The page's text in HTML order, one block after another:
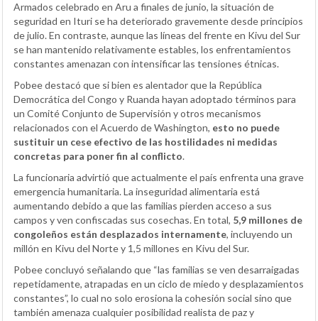
Armados celebrado en Aru a finales de junio, la situación de
seguridad en Ituri se ha deteriorado gravemente desde principios
de julio. En contraste, aunque las líneas del frente en Kivu del Sur
se han mantenido relativamente estables, los enfrentamientos
constantes amenazan con intensificar las tensiones étnicas.
Pobee destacó que si bien es alentador que la República
Democrática del Congo y Ruanda hayan adoptado términos para
un Comité Conjunto de Supervisión y otros mecanismos
relacionados con el Acuerdo de Washington, esto no puede
sustituir un cese efectivo de las hostilidades ni medidas
concretas para poner fin al conflicto.
La funcionaria advirtió que actualmente el país enfrenta una grave
emergencia humanitaria. La inseguridad alimentaria está
aumentando debido a que las familias pierden acceso a sus
campos y ven confiscadas sus cosechas. En total, 5,9 millones de
congoleños están desplazados internamente, incluyendo un
millón en Kivu del Norte y 1,5 millones en Kivu del Sur.
Pobee concluyó señalando que “las familias se ven desarraigadas
repetidamente, atrapadas en un ciclo de miedo y desplazamientos
constantes”, lo cual no solo erosiona la cohesión social sino que
también amenaza cualquier posibilidad realista de paz y